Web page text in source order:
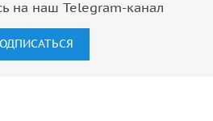
на наш Telegram-канал